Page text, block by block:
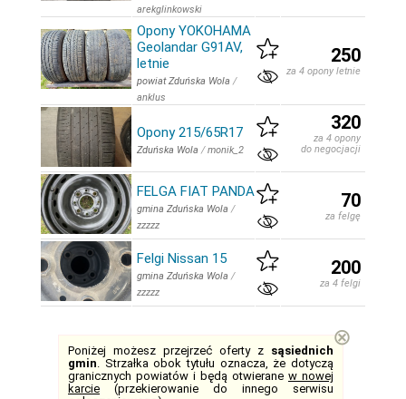
arekglinkowski
Opony YOKOHAMA
Geolandar G91AV,
letnie
powiat Zduńska Wola /
anklus
250
za 4 opony letnie
Opony 215/65R17
Zduńska Wola /monik_2
320
za 4 opony
do negocjacji
FELGA FIAT PANDA
gmina Zduńska Wola /
zzzzz
70
za felgę
Felgi Nissan 15
gmina Zduńska Wola /
zzzzz
200
za 4 felgi
Poniżej możesz przejrzeć oferty z sąsiednich
gmin. Strzałka obok tytułu oznacza, że dotyczą
granicznych powiatów i będą otwierane w nowej
karcie (przekierowanie do innego serwisu
⊗